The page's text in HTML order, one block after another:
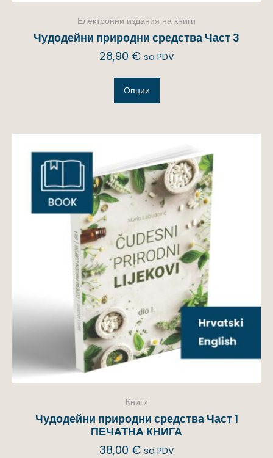
Електронни издания на книги
Чудодейни природни средства Част 3
28,90 € sa PDV
Опции
Книги
Чудодейни природни средства Част 1
ПЕЧАТНА КНИГА
38,00 € sa PDV